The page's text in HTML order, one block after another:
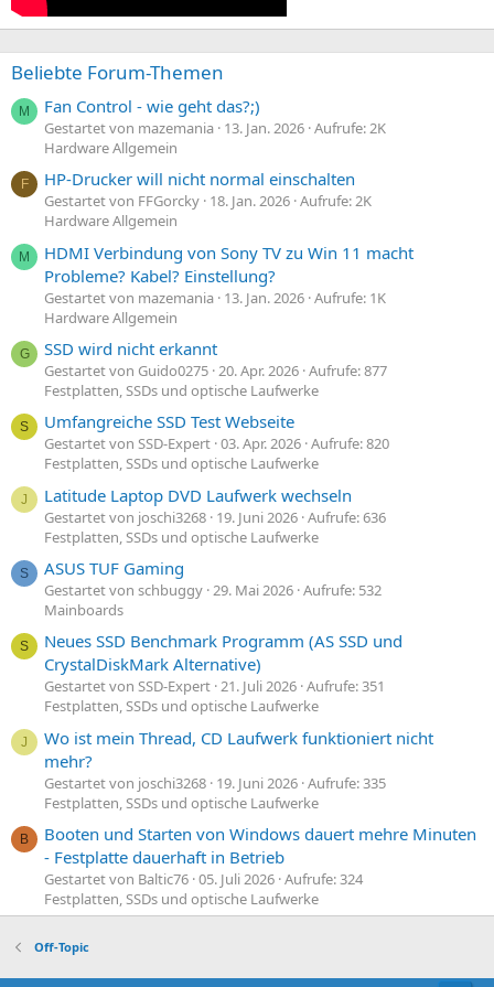
Beliebte Forum-Themen
M Fan Control - wie geht das?;)
Gestartet von mazemania 13. Jan. 2026 Aufrufe: 2K
Hardware Allgemein
F HP-Drucker will nicht normal einschalten
Gestartet von FFGorcky 18. Jan. 2026 Aufrufe: 2K
Hardware Allgemein
M
HDMI Verbindung von Sony TV zu Win 11 macht
Probleme? Kabel? Einstellung?
Gestartet von mazemania 13. Jan. 2026 Aufrufe: 1K
Hardware Allgemein
G SSD wird nicht erkannt
Gestartet von Guido0275 20. Apr. 2026 Aufrufe: 877
Festplatten, SSDs und optische Laufwerke
S Umfangreiche SSD Test Webseite
Gestartet von SSD-Expert 03. Apr. 2026 Aufrufe: 820
Festplatten, SSDs und optische Laufwerke
J Latitude Laptop DVD Laufwerk wechseln
Gestartet von joschi3268 19. Juni 2026 Aufrufe: 636
Festplatten, SSDs und optische Laufwerke
S ASUS TUF Gaming
Gestartet von schbuggy 29. Mai 2026 Aufrufe: 532
Mainboards
S
Neues SSD Benchmark Programm (AS SSD und
CrystalDiskMark Alternative)
Gestartet von SSD-Expert 21. Juli 2026 Aufrufe: 351
Festplatten, SSDs und optische Laufwerke
J
Wo ist mein Thread, CD Laufwerk funktioniert nicht
mehr?
Gestartet von joschi3268 19. Juni 2026 Aufrufe: 335
Festplatten, SSDs und optische Laufwerke
B
Booten und Starten von Windows dauert mehre Minuten
- Festplatte dauerhaft in Betrieb
Gestartet von Baltic76 05. Juli 2026 Aufrufe: 324
Festplatten, SSDs und optische Laufwerke
Off-Topic